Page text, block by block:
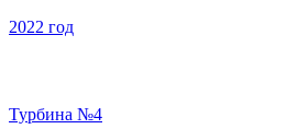
2022 год
Турбина №4